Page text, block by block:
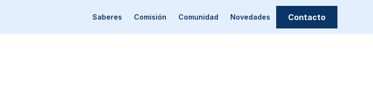
Saberes Comisión Comunidad Novedades Contacto